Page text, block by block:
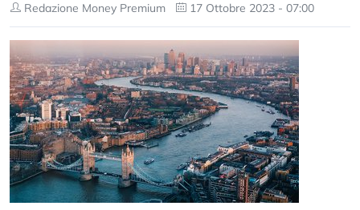
Redazione Money Premium 17 Ottobre 2023 - 07:00